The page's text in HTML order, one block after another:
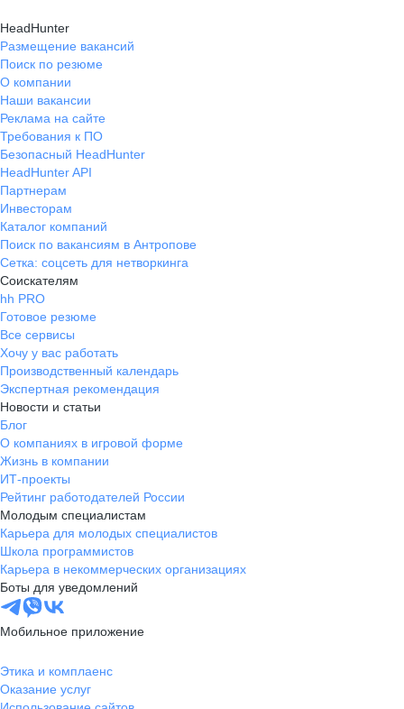
HeadHunter
Размещение вакансий
Поиск по резюме
О компании
Наши вакансии
Реклама на сайте
Требования к ПО
Безопасный HeadHunter
HeadHunter API
Партнерам
Инвесторам
Каталог компаний
Поиск по вакансиям в Антропове
Сетка: соцсеть для нетворкинга
Соискателям
hh PRO
Готовое резюме
Все сервисы
Хочу у вас работать
Производственный календарь
Экспертная рекомендация
Новости и статьи
Блог
О компаниях в игровой форме
Жизнь в компании
ИТ-проекты
Рейтинг работодателей России
Молодым специалистам
Карьера для молодых специалистов
Школа программистов
Карьера в некоммерческих организациях
Боты для уведомлений
Мобильное приложение
Этика и комплаенс
Оказание услуг